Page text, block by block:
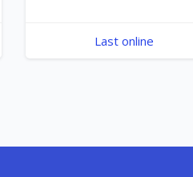
Last online